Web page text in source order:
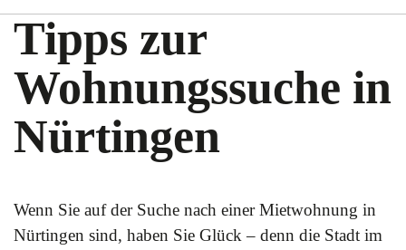
Tipps zur
Wohnungssuche in
Nürtingen
Wenn Sie auf der Suche nach einer Mietwohnung in
Nürtingen sind, haben Sie Glück – denn die Stadt im